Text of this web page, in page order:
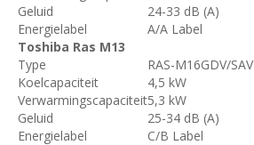
Geluid
24-33 dB (A)
Energielabel
A/A Label
Toshiba Ras M13
Type
RAS-M16GDV/SAV
Koelcapaciteit
4,5 kW
Verwarmingscapaciteit5,3 kW
Geluid
25-34 dB (A)
Energielabel
C/B Label